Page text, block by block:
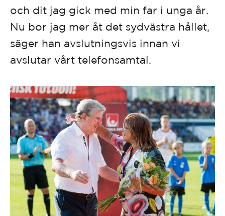
och dit jag gick med min far i unga år.
Nu bor jag mer åt det sydvästra hållet,
säger han avslutningsvis innan vi
avslutar vårt telefonsamtal.
Bli HBK:s tolfte spelare!
Som medlem får du:
Tidningen Kvasten som sammanfattar årets aktiviteter. Tillträde till
medlemspuben i samband med match (18+). Medlemserbjudanden på
medlemskortet. Rösträtt på årsmötet.